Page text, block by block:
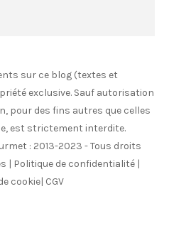
sur ce blog (textes et
exclusive. Sauf autorisation
pour des fins autres que celles
est strictement interdite.
: 2013-2023 - Tous droits
| Politique de confidentialité|
cookie| CGV